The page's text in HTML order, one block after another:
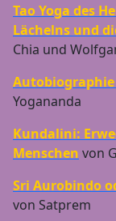
Tao Yoga des
Lächelns und
Chia und
Autobiographie
Yogananda
Kundalini:
Menschen von
Sri Aurobindo
von Satprem